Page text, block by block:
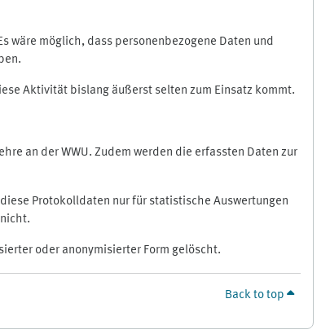
wäre möglich, dass personenbezogene Daten und
Aktivität bislang äußerst selten zum Einsatz kommt.
an der WWU. Zudem werden die erfassten Daten zur
Protokolldaten nur für statistische Auswertungen
oder anonymisierter Form gelöscht.
Back to top